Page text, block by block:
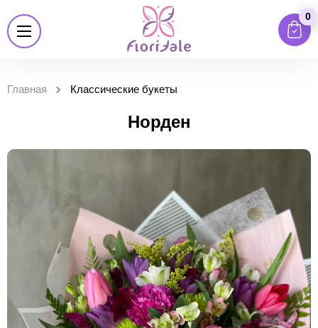
0
Главная Классические букеты
Норден